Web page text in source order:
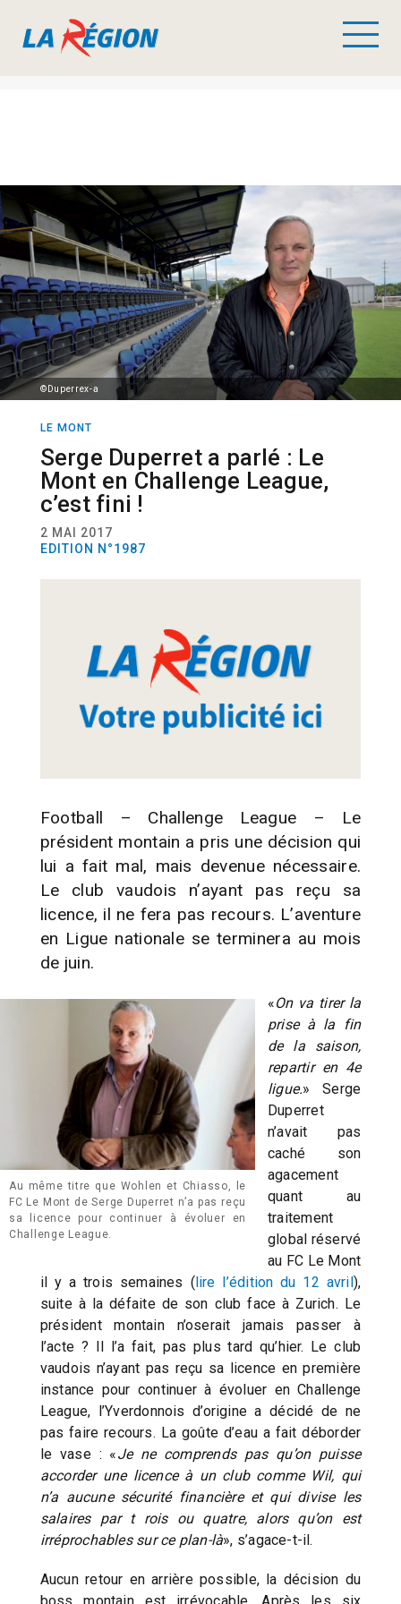
©Duperrex-a
LE MONT
Serge Duperret a parlé : Le
Mont en Challenge League,
c’est fini !
2 MAI 2017
EDITION N°1987
Football – Challenge League – Le
président montain a pris une décision qui
lui a fait mal, mais devenue nécessaire.
Le club vaudois n’ayant pas reçu sa
licence, il ne fera pas recours. L’aventure
en Ligue nationale se terminera au mois
de juin.
Au même titre que Wohlen et Chiasso, le
FC Le Mont de Serge Duperret n’a pas reçu
sa licence pour continuer à évoluer en
Challenge League.
«On va tirer la
prise à la fin
de la saison,
repartir en 4e
ligue.» Serge
Duperret
n’avait pas
caché son
agacement
quant au
traitement
global réservé
au FC Le Mont
il y a trois semaines (lire l’édition du 12 avril),
suite à la défaite de son club face à Zurich. Le
président montain n’oserait jamais passer à
l’acte ? Il l’a fait, pas plus tard qu’hier. Le club
vaudois n’ayant pas reçu sa licence en première
instance pour continuer à évoluer en Challenge
League, l’Yverdonnois d’origine a décidé de ne
pas faire recours. La goûte d’eau a fait déborder
le vase : «Je ne comprends pas qu’on puisse
accorder une licence à un club comme Wil, qui
n’a aucune sécurité financière et qui divise les
salaires par t rois ou quatre, alors qu’on est
irréprochables sur ce plan-là», s’agace-t-il.
Aucun retour en arrière possible, la décision du